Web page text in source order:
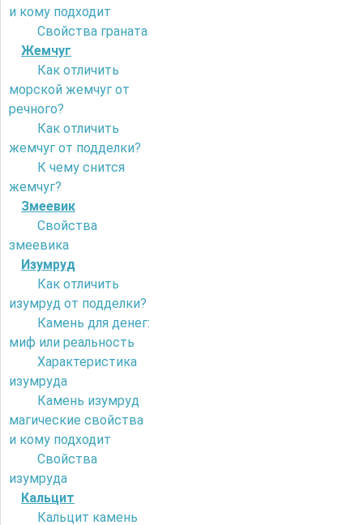
и кому подходит
Свойства граната
Жемчуг
Как отличить
морской жемчуг от
речного?
Как отличить
жемчуг от подделки?
К чему снится
жемчуг?
Змеевик
Свойства
змеевика
Изумруд
Как отличить
изумруд от подделки?
Камень для денег:
миф или реальность
Характеристика
изумруда
Камень изумруд
магические свойства
и кому подходит
Свойства
изумруда
Кальцит
Кальцит камень